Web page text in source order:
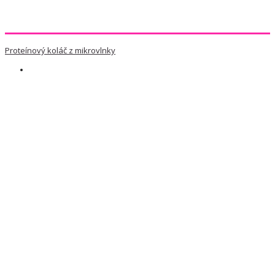
Proteínový koláč z mikrovlnky